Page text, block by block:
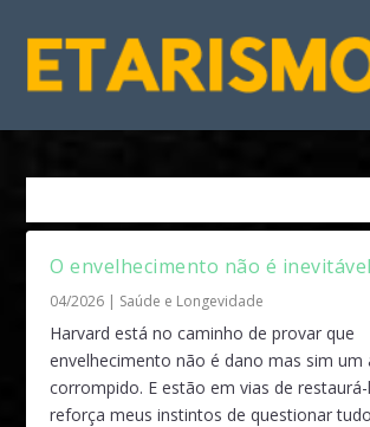
O envelhecimento não é
04/2026 | Saúde e Longevidade
Harvard está no caminho de provar que
envelhecimento não é dano mas sim um
corrompido. E estão em vias de
reforça meus instintos de questionar